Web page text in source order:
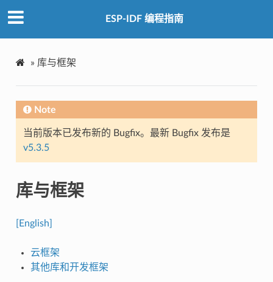
ESP-IDF 编程指南
» 库与框架
Note
当前版本已发布新的 Bugfix。最新 Bugfix 发布是
v5.3.5
库与框架
[English]
云框架
其他库和开发框架